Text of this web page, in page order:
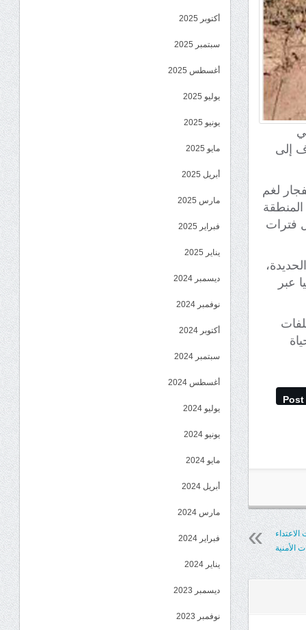
إلى
لغم
فترات
عبر
Post
الأمنية
أكتوبر 2025
سبتمبر 2025
أغسطس 2025
يوليو 2025
يونيو 2025
مايو 2025
أبريل 2025
مارس 2025
فبراير 2025
يناير 2025
ديسمبر 2024
نوفمبر 2024
أكتوبر 2024
سبتمبر 2024
أغسطس 2024
يوليو 2024
يونيو 2024
مايو 2024
أبريل 2024
مارس 2024
فبراير 2024
يناير 2024
ديسمبر 2023
نوفمبر 2023